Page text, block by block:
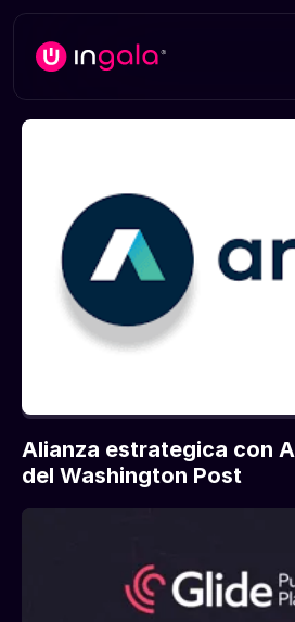
Alianza estrategica con
del Washington Post